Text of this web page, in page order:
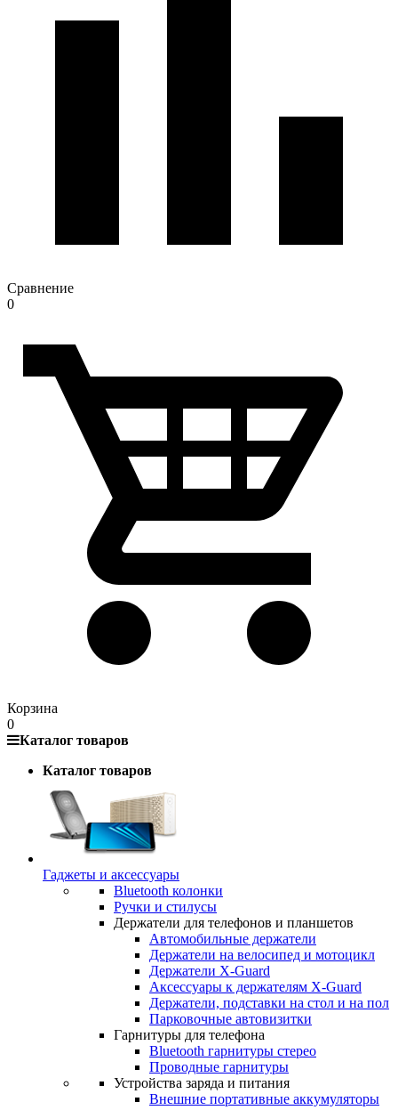
Сравнение
0
Корзина
0
Каталог товаров
Каталог товаров
Гаджеты и аксессуары
Bluetooth колонки
Ручки и стилусы
Держатели для телефонов и планшетов
Автомобильные держатели
Держатели на велосипед и мотоцикл
Держатели X-Guard
Аксессуары к держателям X-Guard
Держатели, подставки на стол и на пол
Парковочные автовизитки
Гарнитуры для телефона
Bluetooth гарнитуры стерео
Проводные гарнитуры
Устройства заряда и питания
Внешние портативные аккумуляторы